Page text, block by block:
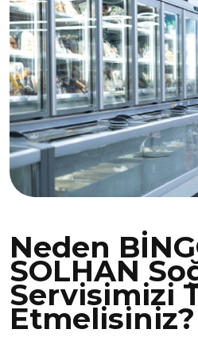
Neden
SOLHAN
Servisimizi
Etmelisiniz?